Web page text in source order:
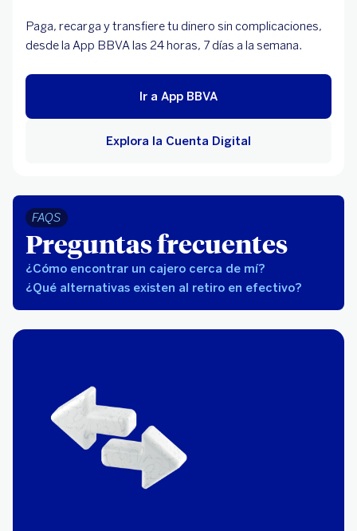
Paga, recarga y transfiere tu dinero sin complicaciones,
desde la App BBVA las 24 horas, 7 días a la semana.
Ir a App BBVA
Explora la Cuenta Digital
FAQS
Preguntas frecuentes
¿Cómo encontrar un cajero cerca de mí?
¿Qué alternativas existen al retiro en efectivo?